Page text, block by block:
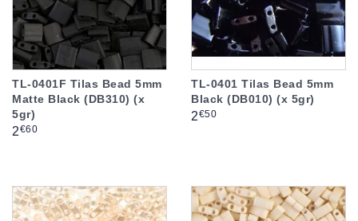
TL-0401F Tilas Bead 5mm
Matte Black (DB310) (x
5gr)
Prix
2€60
TL-0401 Tilas Bead 5mm
Black (DB010) (x 5gr)
Prix
2€50